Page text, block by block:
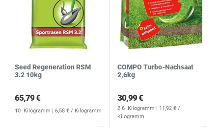
Seed Regeneration RSM
3.2 10kg
65,79 €
10 Kilogramm | 6,58 € / Kilogramm
COMPO Turbo-Nachsaat
2,6kg
30,99 €
2.6 Kilogramm | 11,92 € /
Kilogramm